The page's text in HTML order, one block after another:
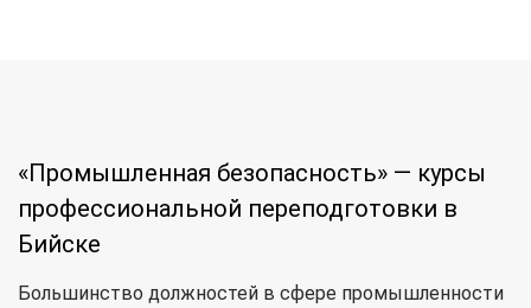
«Промышленная безопасность» — курсы
профессиональной переподготовки в
Бийске
Большинство должностей в сфере промышленности